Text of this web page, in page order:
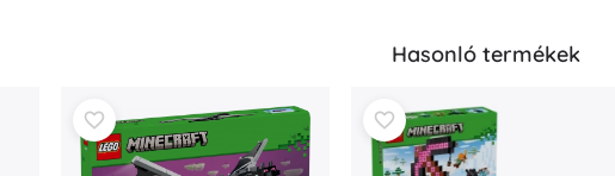
Babaruházat
Cipő
Pulóverek és kardigánok
Hasonló termékek